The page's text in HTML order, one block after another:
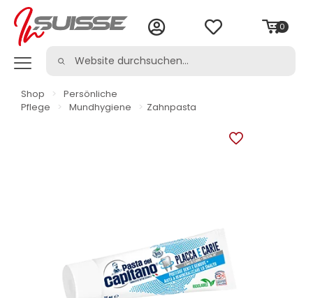
0
Shop >
Persönliche
Pflege
> Mundhygiene > Zahnpasta